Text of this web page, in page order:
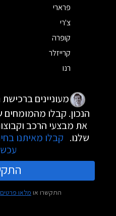
פרארי
צ'רי
קופרה
קרייזלר
רנו
מעוניינים
הנכון. קבלו מהמומחים
את מבצעי הרכב
שלנו. קבלו מאיתנו
התקשרו או מלאו פרטים